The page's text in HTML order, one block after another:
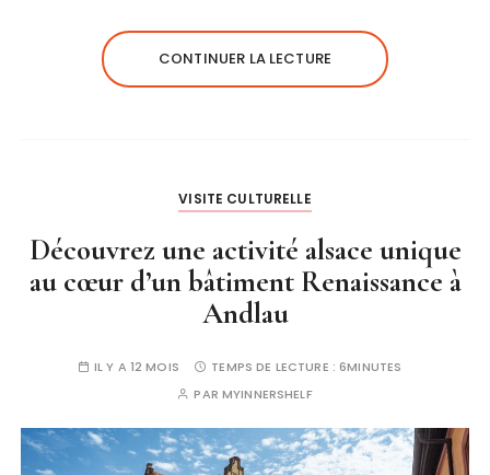
CONTINUER LA LECTURE
VISITE CULTURELLE
Découvrez une activité alsace unique
au cœur d’un bâtiment Renaissance à
Andlau
IL Y A 12 MOIS TEMPS DE LECTURE :6MINUTES
PAR MYINNERSHELF